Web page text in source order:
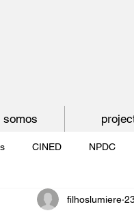
CINED NPDC
O CINEMA, CEM ANOS DE
filhoslumiere
somos